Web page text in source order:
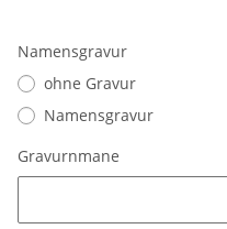
Namensgravur
ohne Gravur
Namensgravur
Gravurnmane